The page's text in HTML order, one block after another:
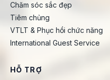
Chăm sóc sắc đẹp
Tiêm chủng
VTLT & Phục hồi chức năng
International Guest Service
HỖ TRỢ